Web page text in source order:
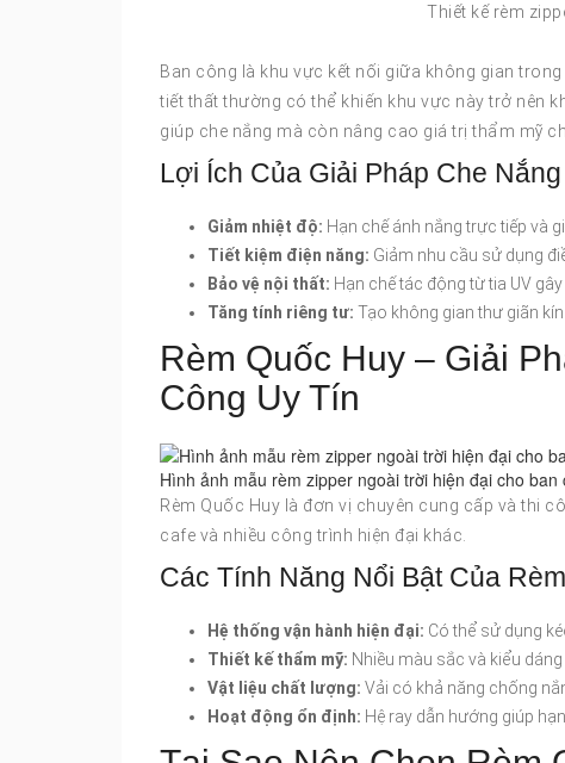
Thiết kế rèm
Ban công là khu vực kết nối giữa không gian
tiết thất thường có thể khiến khu vực này trở nên
giúp che nắng mà còn nâng cao giá trị thẩm mỹ
Lợi Ích Của Giải Pháp Che
Giảm nhiệt độ: Hạn chế ánh nắng trực tiếp và
Tiết kiệm điện năng: Giảm nhu cầu sử dụng
Bảo vệ nội thất: Hạn chế tác động từ tia UV
Tăng tính riêng tư: Tạo không gian thư giãn
Rèm Quốc Huy – Giải
Công Uy Tín
Hình ảnh mẫu rèm zipper ngoài trời hiện đại cho ban
Rèm Quốc Huy là đơn vị chuyên cung cấp và thi
cafe và nhiều công trình hiện đại khác.
Các Tính Năng Nổi Bật Của
Hệ thống vận hành hiện đại: Có thể sử dụng
Thiết kế thẩm mỹ: Nhiều màu sắc và kiểu
Vật liệu chất lượng: Vải có khả năng chống
Hoạt động ổn định: Hệ ray dẫn hướng giúp